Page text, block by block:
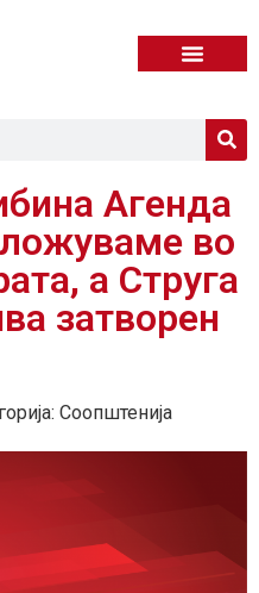
Агенда
во
а Струга
затворен
Соопштенија